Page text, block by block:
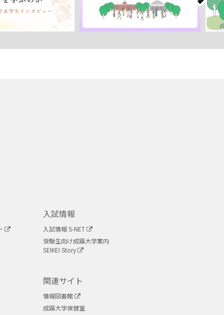
入試情報
入試情報 S-NET
受験生向け成蹊大学案内
SEIKEI Story
関連サイト
情報図書館
成蹊大学保健室